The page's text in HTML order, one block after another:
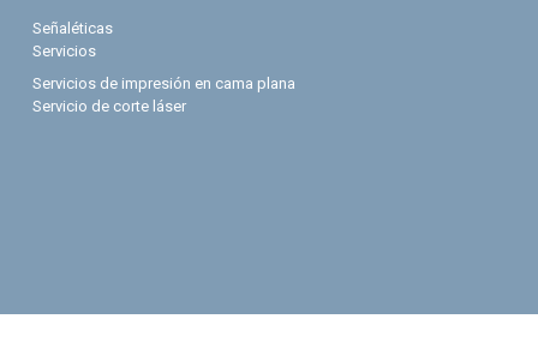
Señaléticas
Servicios
Servicios de impresión en cama plana
Servicio de corte láser